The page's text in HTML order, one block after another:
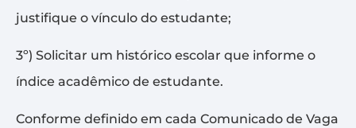
justifique o vínculo do estudante;
3º) Solicitar um histórico escolar que informe o
índice acadêmico de estudante.
Conforme definido em cada Comunicado de Vaga